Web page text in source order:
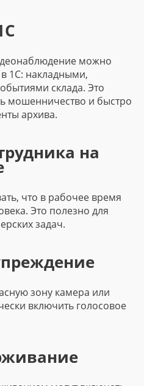
можно
1С: накладными,
склада. Это
мошенничество и быстро
архива.
на
что в рабочее время
Это полезно для
задач.
зону камера или
включить голосовое